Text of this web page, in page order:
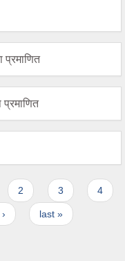
प्रमाणित
2 3 4
last »